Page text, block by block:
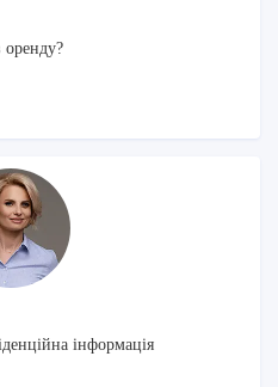
оренду?
інформація